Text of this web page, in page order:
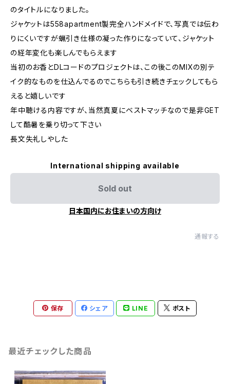
のタイトルになりました。
ジャケットは558apartment製完全ハンドメイドで、写真では伝わ
りにくいですが蝋引き仕様の凝った作りになっていて、ジャケット
の経年変化も楽しんでもらえます
当初のお香とDLコードのプロジェクトは、この後このMIXの別テ
イク的なものを仕込んでるのでこちらも引き続きチェックしてもら
えると嬉しいです
年中聴ける内容ですが、当然真夏にベストマッチなので是非GET
して酷暑を乗り切って下さい
長文失礼しやした
International shipping available
Sold out
日本国内にお住まいの方向け
通報する
保存 シェア LINE ポスト
最近チェックした商品